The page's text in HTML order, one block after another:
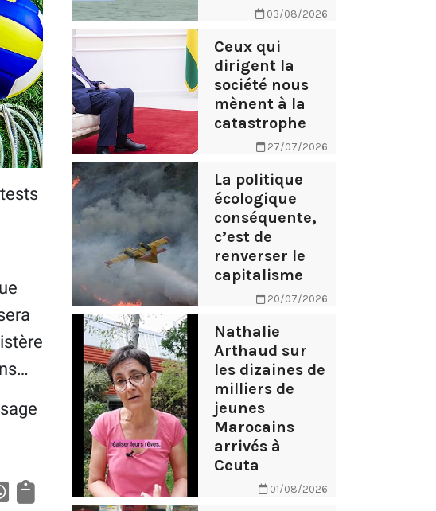
03/08/2026
Ceux qui
dirigent la
société nous
mènent à la
catastrophe
27/07/2026
La politique
écologique
conséquente,
c’est de
renverser le
capitalisme
20/07/2026
Nathalie
Arthaud sur
les dizaines de
milliers de
jeunes
Marocains
arrivés à
Ceuta
01/08/2026